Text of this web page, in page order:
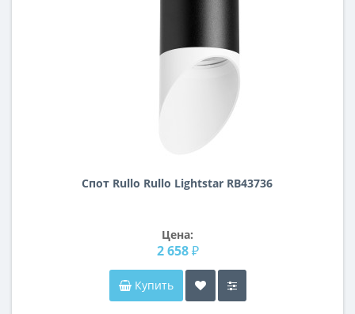
Спот Rullo Rullo Lightstar RB43736
Цена:
2 658 ₽
Купить